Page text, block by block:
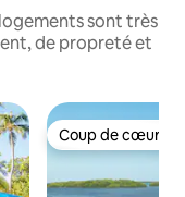
sont très
de propreté et
Coup de cœur
Coup de cœur